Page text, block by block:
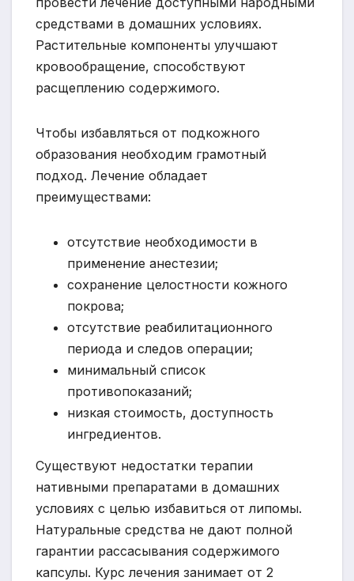
средствами в домашних условиях.
Растительные компоненты улучшают
кровообращение, способствуют
расщеплению содержимого.
Чтобы избавляться от подкожного
образования необходим грамотный
подход. Лечение обладает
преимуществами:
отсутствие необходимости в
применение анестезии;
сохранение целостности кожного
покрова;
отсутствие реабилитационного
периода и следов операции;
минимальный список
противопоказаний;
низкая стоимость, доступность
ингредиентов.
Существуют недостатки терапии
нативными препаратами в домашних
условиях с целью избавиться от липомы.
Натуральные средства не дают полной
гарантии рассасывания содержимого
капсулы. Курс лечения занимает от 2